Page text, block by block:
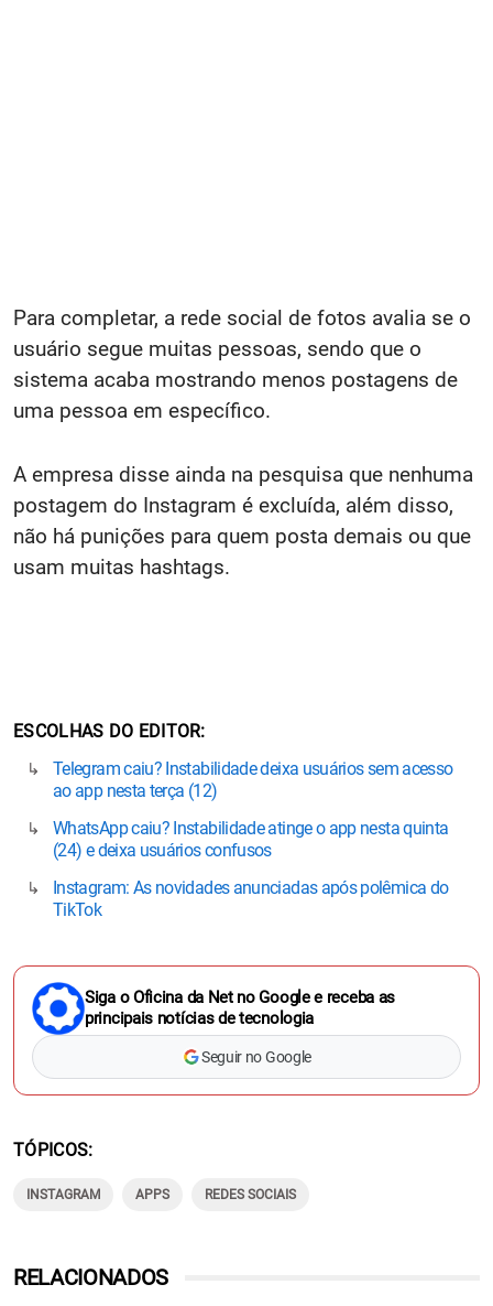
Para completar, a rede social de fotos avalia se o
usuário segue muitas pessoas, sendo que o
sistema acaba mostrando menos postagens de
uma pessoa em específico.
A empresa disse ainda na pesquisa que nenhuma
postagem do Instagram é excluída, além disso,
não há punições para quem posta demais ou que
usam muitas hashtags.
ESCOLHAS DO EDITOR
Telegram caiu? Instabilidade deixa usuários sem acesso
ao app nesta terça (12)
WhatsApp caiu? Instabilidade atinge o app nesta quinta
(24) e deixa usuários confusos
Instagram: As novidades anunciadas após polêmica do
TikTok
Siga o Oficina da Net no Google e receba as
principais notícias de tecnologia
Seguir no Google
TÓPICOS
INSTAGRAM APPS REDES SOCIAIS
RELACIONADOS